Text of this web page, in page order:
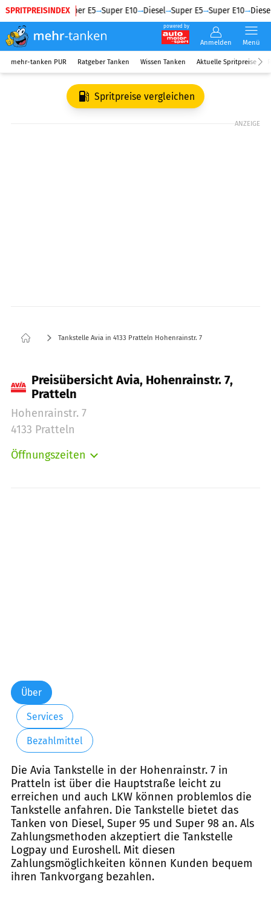
SPRITPREISINDEX
Diesel Super E5 Super E10 Diesel Super E5 Super E10 Diesel
powered by
Anmelden Menü
mehr-tanken PUR Ratgeber Tanken Wissen Tanken Aktuelle Spritpreise
Spritpreise vergleichen
ANZEIGE
Tankstelle Avia in 4133 Pratteln Hohenrainstr. 7
Preisübersicht Avia, Hohenrainstr. 7,
Pratteln
Hohenrainstr. 7
4133 Pratteln
Öffnungszeiten
Über
Services
Bezahlmittel
Die Avia Tankstelle in der Hohenrainstr. 7 in
Pratteln ist über die Hauptstraße leicht zu
erreichen und auch LKW können problemlos die
Tankstelle anfahren. Die Tankstelle bietet das
Tanken von Diesel, Super 95 und Super 98 an. Als
Zahlungsmethoden akzeptiert die Tankstelle
Logpay und Euroshell. Mit diesen
Zahlungsmöglichkeiten können Kunden bequem
ihren Tankvorgang bezahlen.